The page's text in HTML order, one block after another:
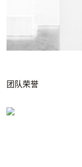
团队荣誉